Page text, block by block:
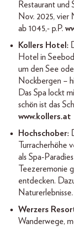
Restaurant und
Nov. 2025, vier
ab 1045,- p.P.
Kollers Hotel:
Hotel in
um den See
Nockbergen –
Das Spa lockt
schön ist das
www.kollers.at
Hochschober:
Turracherhöhe
als Spa-
Teezeremonie
entdecken.
Naturerlebnisse.
Werzers
Wanderwege,